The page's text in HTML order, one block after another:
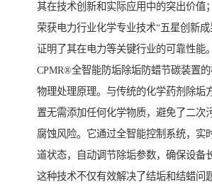
其在技术创新和实际应用中的突出价值
荣获电力行业化学专业技术“五星创新
证明了其在电力等关键行业的可靠性能。
CPMR®全智能防垢除垢防蜡节碳装置
物理处理原理。与传统的化学药剂除垢
置无需添加任何化学物质，避免了二次
腐蚀风险。它通过全智能控制系统，实
道状态，自动调节除垢参数，确保设备
这种技术不仅有效解决了结垢和结蜡问